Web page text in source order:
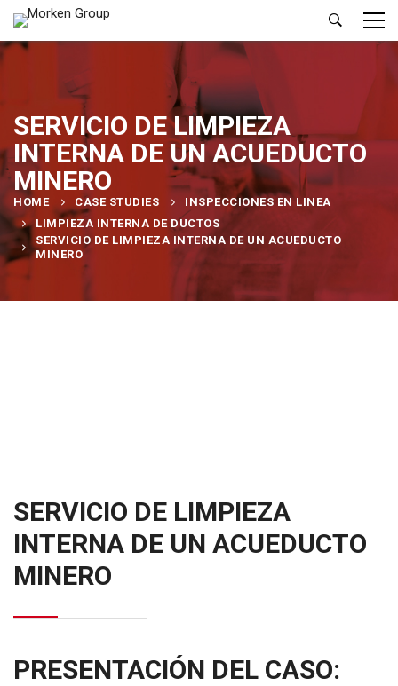
SERVICIO DE LIMPIEZA
INTERNA DE UN ACUEDUCTO
MINERO
HOME CASE STUDIES
INSPECCIONES EN LINEA
LIMPIEZA INTERNA DE DUCTOS
SERVICIO DE LIMPIEZA INTERNA DE UN ACUEDUCTO
MINERO
SERVICIO DE LIMPIEZA
INTERNA DE UN ACUEDUCTO
MINERO
PRESENTACIÓN DEL CASO: